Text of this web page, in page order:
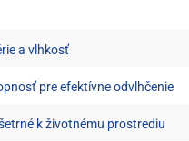
a vlhkosť
pre efektívne odvlhčenie
k životnému prostrediu